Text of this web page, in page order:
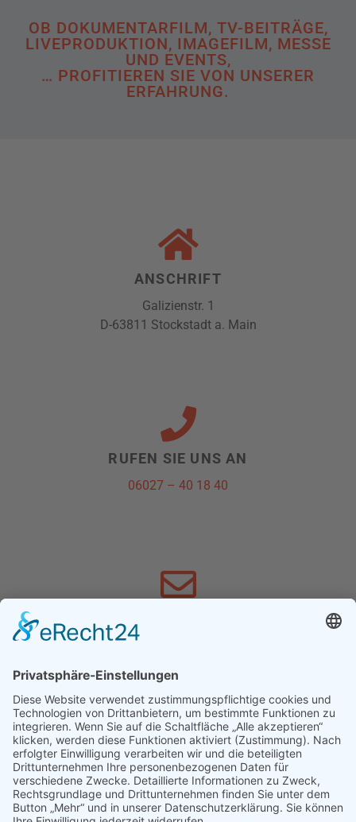
OB DOKUMENTARFILM, TV-BEITRÄGE,
LIVEPRODUKTION, IMAGEFILM, MESSE
UND EVENTS,
… PROFITIEREN SIE VON UNSERER
ERFAHRUNG.
ANSCHRIFT
Galizienstr. 1
D-63811 Stockstadt a. Main
RUFEN SIE UNS AN
06027 – 40 18 40
SCHREIBEN SIE UNS
FACEBOOK
Hier geht´s zu Facebook »